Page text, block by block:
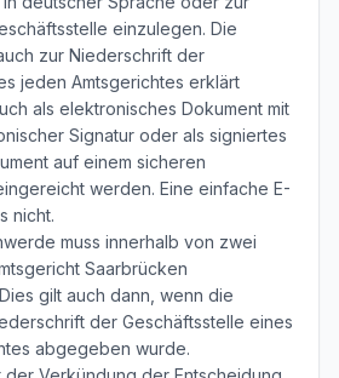
einzulegen. Die
zur Niederschrift der
jeden Amtsgerichtes erklärt
als elektronisches Dokument mit
Signatur oder als signiertes
auf einem sicheren
werden. Eine einfache E-
nicht.
muss innerhalb von zwei
Saarbrücken
gilt auch dann, wenn die
der Geschäftsstelle eines
abgegeben wurde.